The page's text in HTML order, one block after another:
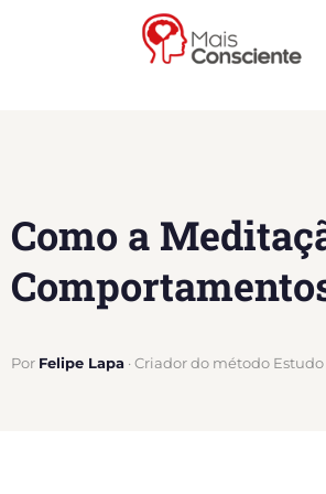
Como a
Por Felipe Lapa · Criador do método